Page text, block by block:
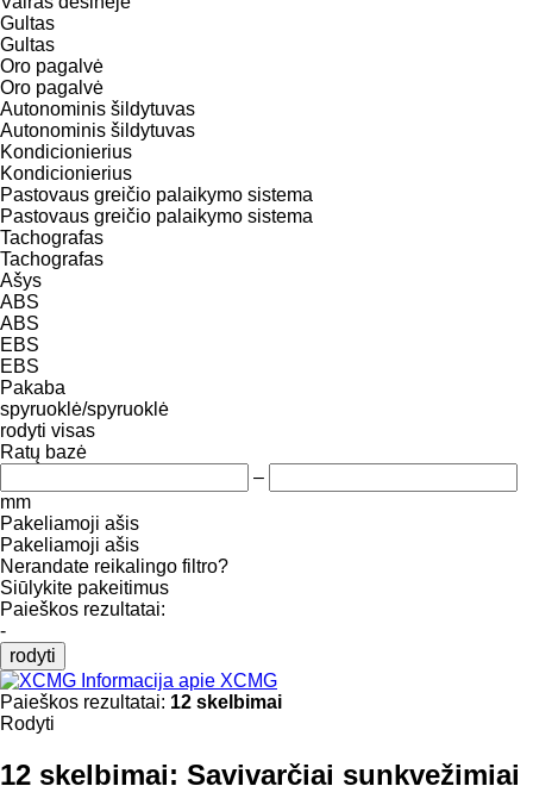
Gultas
Gultas
Oro pagalvė
Oro pagalvė
Autonominis šildytuvas
Autonominis šildytuvas
Kondicionierius
Kondicionierius
Pastovaus greičio palaikymo sistema
Pastovaus greičio palaikymo sistema
Tachografas
Tachografas
Ašys
ABS
ABS
EBS
EBS
Pakaba
spyruoklė/spyruoklė
rodyti visas
Ratų bazė
–
mm
Pakeliamoji ašis
Pakeliamoji ašis
Nerandate reikalingo filtro?
Siūlykite pakeitimus
Paieškos rezultatai:
-
rodyti
Informacija apie XCMG
Paieškos rezultatai: 12 skelbimai
Rodyti
12 skelbimai: Savivarčiai sunkvežimiai